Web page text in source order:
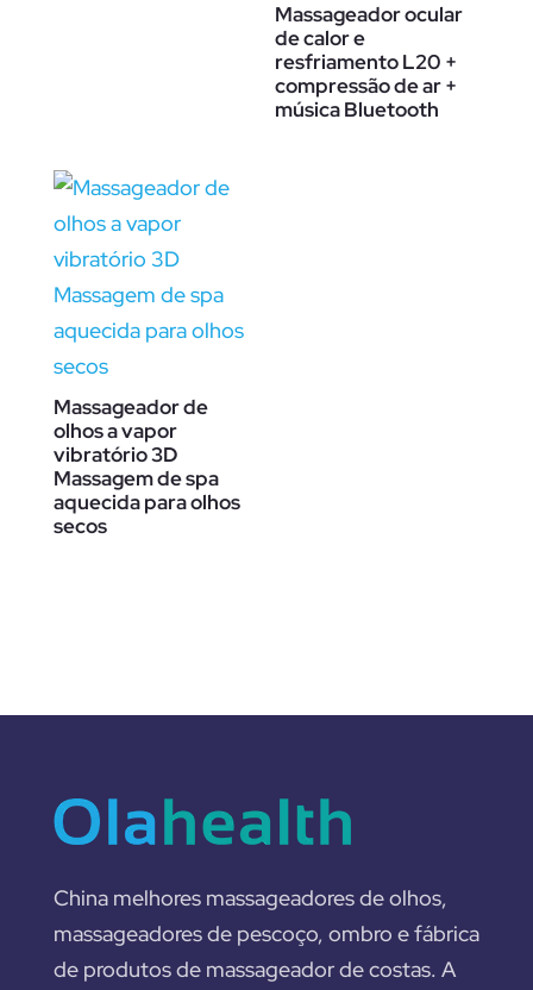
Massageador ocular
de calor e
resfriamento L20 +
compressão de ar +
música Bluetooth
Massageador de
olhos a vapor
vibratório 3D
Massagem de spa
aquecida para olhos
secos
China melhores massageadores de olhos,
massageadores de pescoço, ombro e fábrica
de produtos de massageador de costas. A